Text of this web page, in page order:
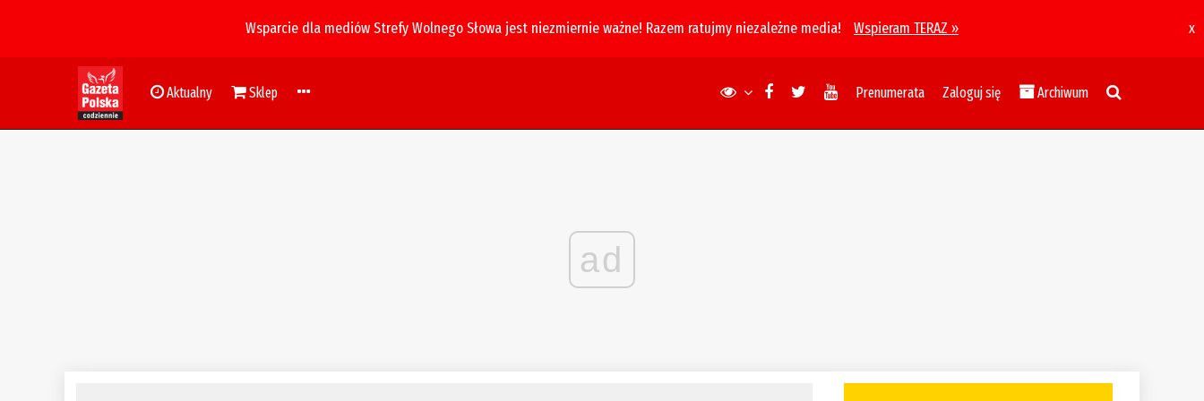
Wsparcie dla mediów Strefy Wolnego Słowa jest niezmiernie ważne! Razem ratujmy niezależne media! Wspieram TERAZ » x
Aktualny Sklep Prenumerata Zaloguj się Archiwum
ad